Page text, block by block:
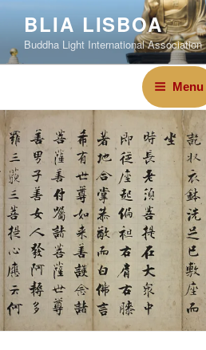
BLIA LISBOA
Buddha Light International Association
Menu